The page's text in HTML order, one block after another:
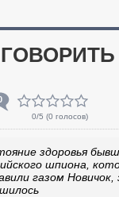
0/5 (0 голосов)
здоровья
шпиона,
газом Новичок,